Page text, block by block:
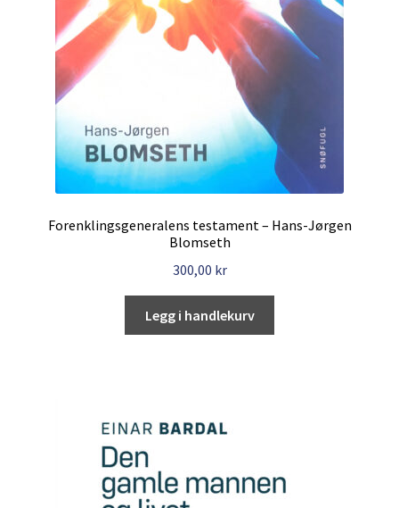
Forenklingsgeneralens testament – Hans-Jørgen
Blomseth
300,00 kr
Legg i handlekurv